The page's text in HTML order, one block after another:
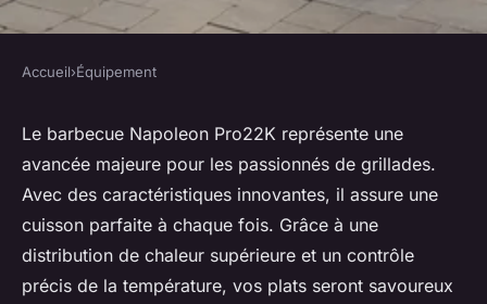
ÉQUIPEMENT
Le barbecue napoleon pro22k :
l'allié de vos grillades parfaites
Pablo•7 janvier 2025•6 min de lecture
Accueil›Équipement
Le barbecue Napoleon Pro22K représente une
avancée majeure pour les passionnés de grillades.
Avec des caractéristiques innovantes, il assure une
cuisson parfaite à chaque fois. Grâce à une
distribution de chaleur supérieure et un contrôle
précis de la température, vos plats seront savoureux